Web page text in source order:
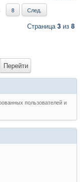
8 След.
Страница 3 из 8
Перейти
пользователей и